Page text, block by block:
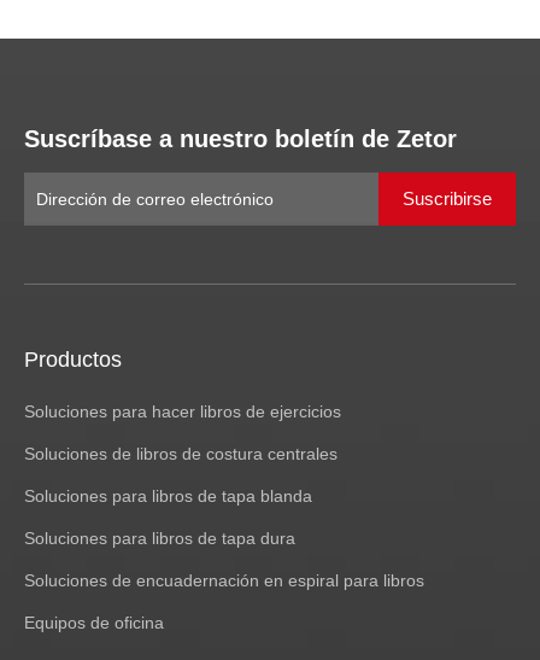
Suscríbase a nuestro boletín de Zetor
Suscribirse
Productos
Soluciones para hacer libros de ejercicios
Soluciones de libros de costura centrales
Soluciones para libros de tapa blanda
Soluciones para libros de tapa dura
Soluciones de encuadernación en espiral para libros
Equipos de oficina